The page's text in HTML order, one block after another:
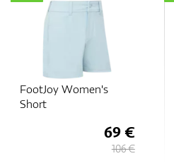
FootJoy Women's
Short
69 €
106 €